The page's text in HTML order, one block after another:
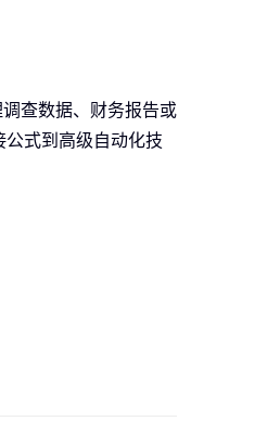
查数据、财务报告或
式到高级自动化技